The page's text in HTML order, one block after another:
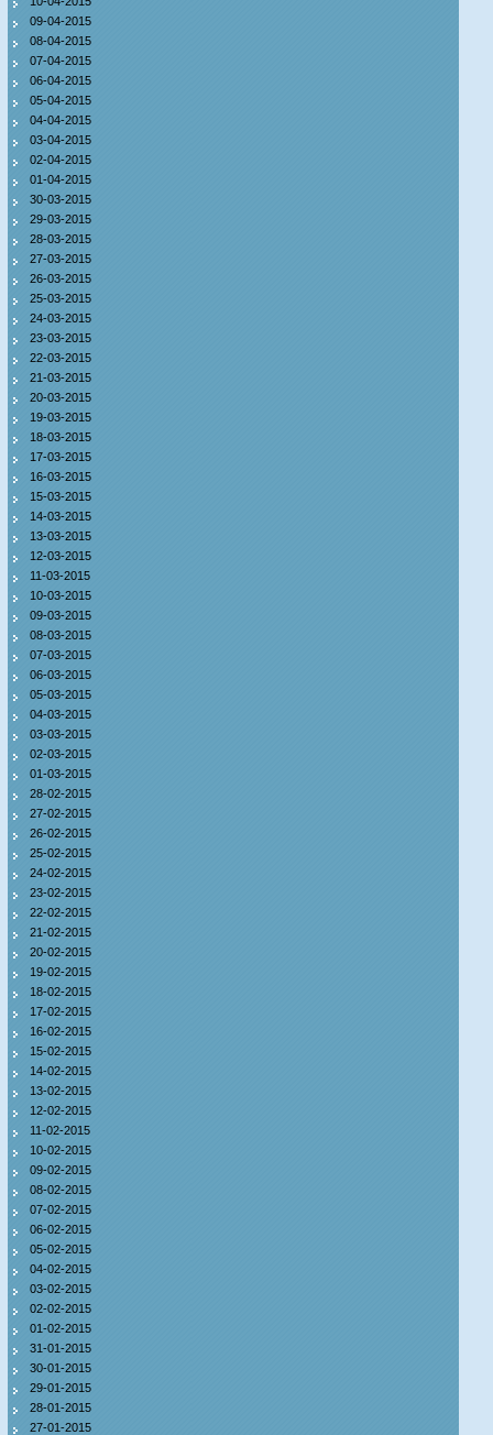
09-04-2015
08-04-2015
07-04-2015
06-04-2015
05-04-2015
04-04-2015
03-04-2015
02-04-2015
01-04-2015
30-03-2015
29-03-2015
28-03-2015
27-03-2015
26-03-2015
25-03-2015
24-03-2015
23-03-2015
22-03-2015
21-03-2015
20-03-2015
19-03-2015
18-03-2015
17-03-2015
16-03-2015
15-03-2015
14-03-2015
13-03-2015
12-03-2015
11-03-2015
10-03-2015
09-03-2015
08-03-2015
07-03-2015
06-03-2015
05-03-2015
04-03-2015
03-03-2015
02-03-2015
01-03-2015
28-02-2015
27-02-2015
26-02-2015
25-02-2015
24-02-2015
23-02-2015
22-02-2015
21-02-2015
20-02-2015
19-02-2015
18-02-2015
17-02-2015
16-02-2015
15-02-2015
14-02-2015
13-02-2015
12-02-2015
11-02-2015
10-02-2015
09-02-2015
08-02-2015
07-02-2015
06-02-2015
05-02-2015
04-02-2015
03-02-2015
02-02-2015
01-02-2015
31-01-2015
30-01-2015
29-01-2015
28-01-2015
27-01-2015